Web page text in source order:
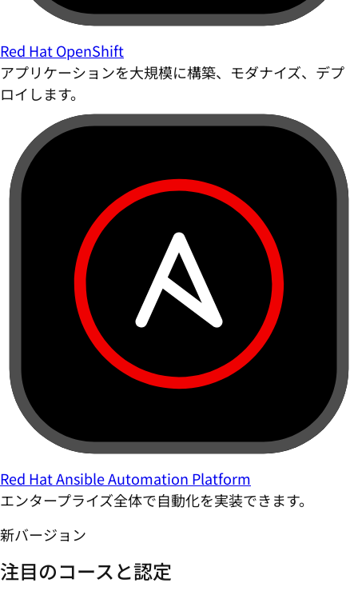
Red Hat OpenShift
アプリケーションを大規模に構築、モダナイズ、デプ
ロイします。
Red Hat Ansible Automation Platform
エンタープライズ全体で自動化を実装できます。
新バージョン
注目のコースと認定